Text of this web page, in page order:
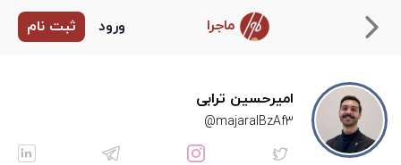
ماجرا ورود ثبت نام
امیرحسین ترابی
majaralBzAf3@